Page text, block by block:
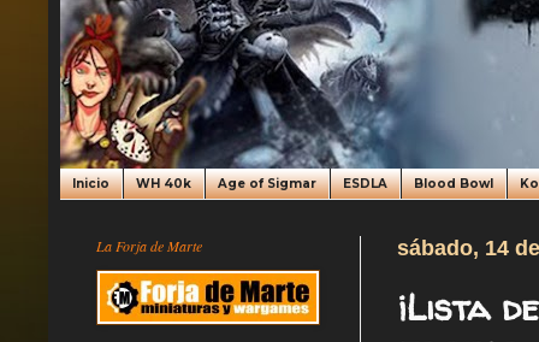
Inicio WH 40k Age of Sigmar ESDLA Blood Bowl
sábado, 14
¡Lista
La Forja de Marte